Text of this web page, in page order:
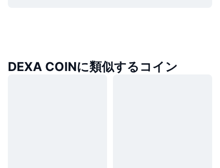
DEXA COINに類似するコイン